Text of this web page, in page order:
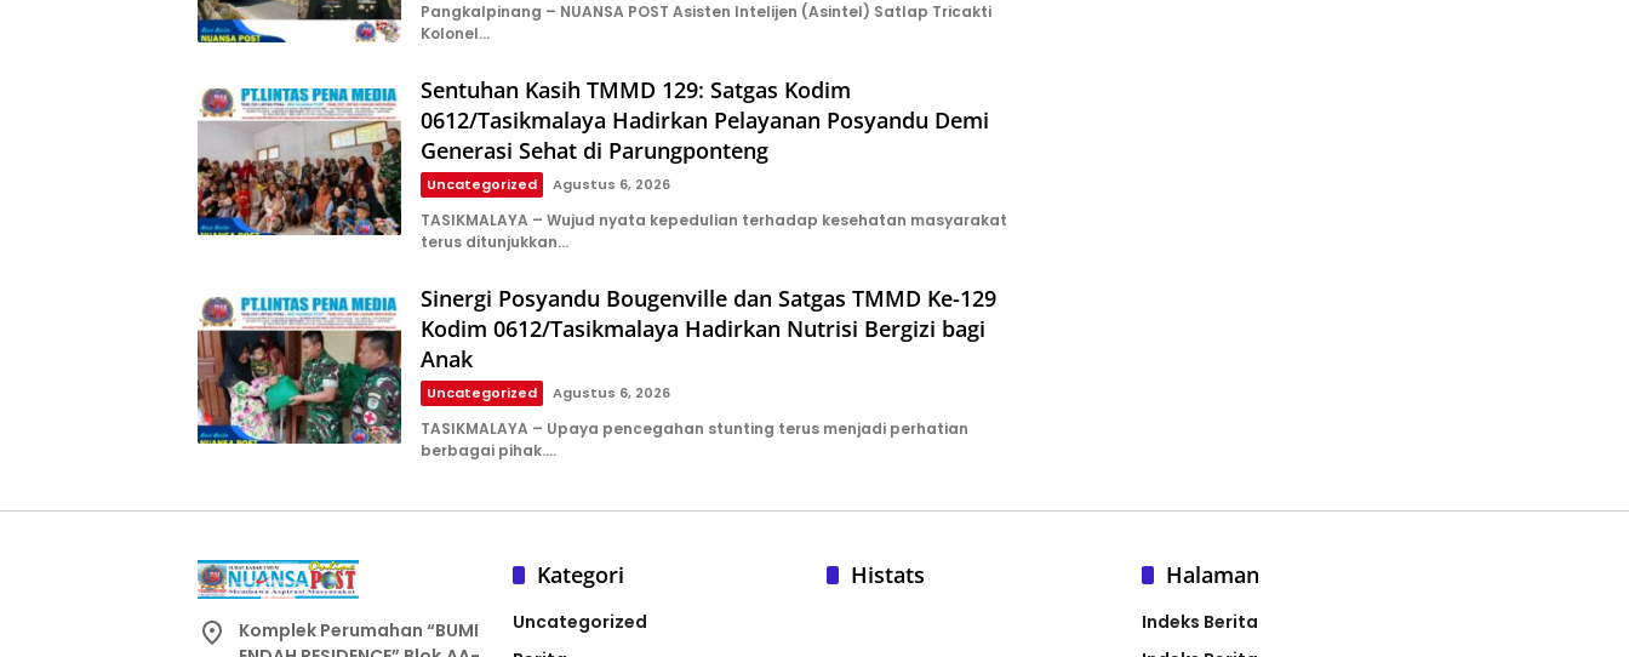
Pangkalpinang – NUANSA POST Asisten Intelijen (Asintel) Satlap Tricakti
Kolonel…
Sentuhan Kasih TMMD 129: Satgas Kodim
0612/Tasikmalaya Hadirkan Pelayanan Posyandu Demi
Generasi Sehat di Parungponteng
Uncategorized Agustus 6, 2026
TASIKMALAYA – Wujud nyata kepedulian terhadap kesehatan masyarakat
terus ditunjukkan…
Sinergi Posyandu Bougenville dan Satgas TMMD Ke-129
Kodim 0612/Tasikmalaya Hadirkan Nutrisi Bergizi bagi
Anak
Uncategorized Agustus 6, 2026
TASIKMALAYA – Upaya pencegahan stunting terus menjadi perhatian
berbagai pihak….
Komplek Perumahan “BUMI
Kategori
Uncategorized
Histats Halaman
Indeks Berita